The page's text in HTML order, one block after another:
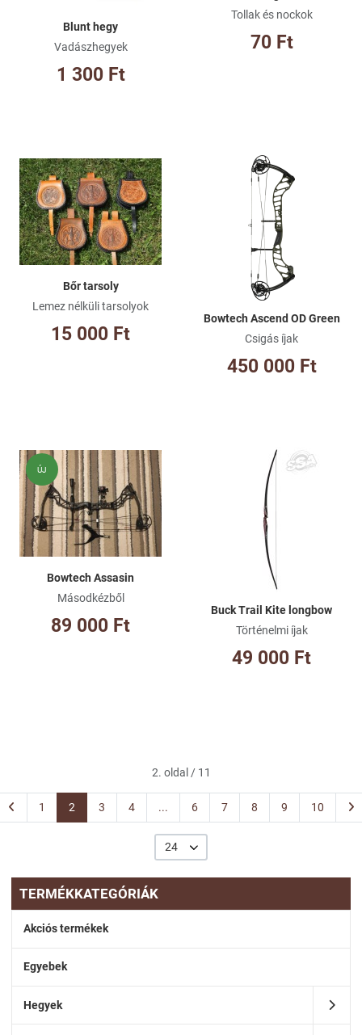
TERMÉKKATEGÓRIÁK
Akciós termékek
Egyebek
Hegyek
Blunt hegy
Vadászhegyek
1 300 Ft
Tollak és nockok
70 Ft
Kívánságlistához adom
Összehasonlításhoz adom
Bőr tarsoly
Lemez nélküli tarsolyok
15 000 Ft
Bowtech Ascend OD Green
Csigás íjak
450 000 Ft
ÚJ
Kívánságlistához adom
Összehasonlításhoz adom
Bowtech Assasin
Másodkézből
89 000 Ft
Buck Trail Kite longbow
Történelmi íjak
49 000 Ft
2. oldal / 11
1 2 3 4 ... 6 7 8 9 10
24